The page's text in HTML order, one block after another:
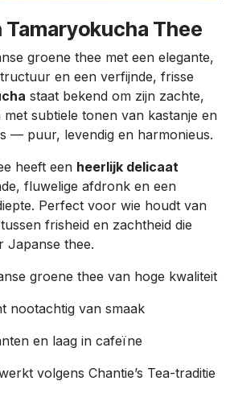
Tamaryokucha Thee
groene thee met een elegante,
en een verfijnde, frisse
staat bekend om zijn zachte,
subtiele tonen van kastanje en
— puur, levendig en harmonieus.
heeft een heerlijk delicaat
fluwelige afdronk en een
Perfect voor wie houdt van
frisheid en zachtheid die
Japanse thee.
groene thee van hoge kwaliteit
nootachtig van smaak
en laag in cafeïne
volgens Chantie’s Tea-traditie